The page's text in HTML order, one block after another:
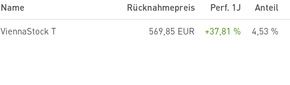
Name Rücknahmepreis Perf. 1J
Anteil
ViennaStock T
569,85 EUR +37,81 % 4,53 %